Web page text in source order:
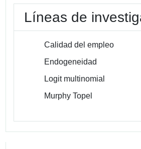
Líneas de
Calidad del empleo
Endogeneidad
Logit multinomial
Murphy Topel